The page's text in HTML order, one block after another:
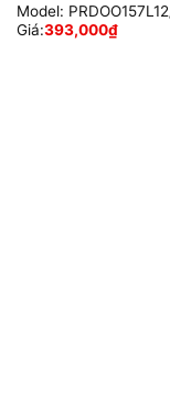
Model:
Giá:393,000₫